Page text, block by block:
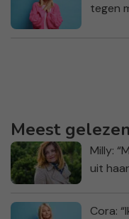
tegen
Meest gelezen
Milly:
uit
Cora: